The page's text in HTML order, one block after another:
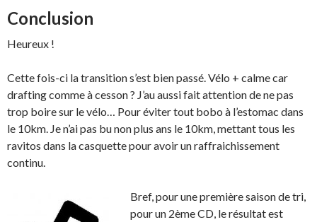
Conclusion
Heureux !
Cette fois-ci la transition s’est bien passé. Vélo + calme car
drafting comme à cesson ? J’au aussi fait attention de ne pas
trop boire sur le vélo… Pour éviter tout bobo à l’estomac dans
le 10km. Je n’ai pas bu non plus ans le 10km, mettant tous les
ravitos dans la casquette pour avoir un raffraichissement
continu.
Bref, pour une première saison de tri,
pour un 2ème CD, le résultat est